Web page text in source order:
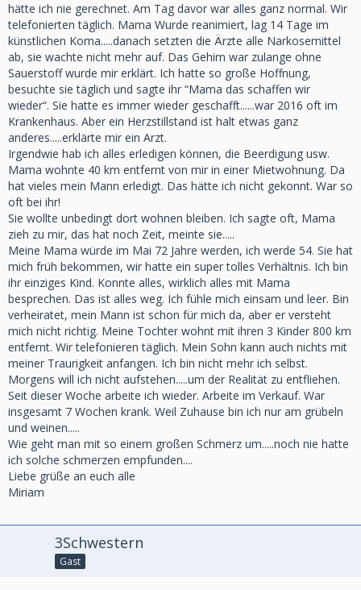
hätte ich nie gerechnet. Am Tag davor war alles ganz normal. Wir
telefonierten täglich. Mama Wurde reanimiert, lag 14 Tage im
künstlichen Koma.....danach setzten die Ärzte alle Narkosemittel
ab, sie wachte nicht mehr auf. Das Gehirn war zulange ohne
Sauerstoff wurde mir erklärt. Ich hatte so große Hoffnung,
besuchte sie täglich und sagte ihr “Mama das schaffen wir
wieder“. Sie hatte es immer wieder geschafft......war 2016 oft im
Krankenhaus. Aber ein Herzstillstand ist halt etwas ganz
anderes.....erklärte mir ein Arzt.
Irgendwie hab ich alles erledigen können, die Beerdigung usw.
Mama wohnte 40 km entfernt von mir in einer Mietwohnung. Da
hat vieles mein Mann erledigt. Das hätte ich nicht gekonnt. War so
oft bei ihr!
Sie wollte unbedingt dort wohnen bleiben. Ich sagte oft, Mama
zieh zu mir, das hat noch Zeit, meinte sie.....
Meine Mama würde im Mai 72 Jahre werden, ich werde 54. Sie hat
mich früh bekommen, wir hatte ein super tolles Verhältnis. Ich bin
ihr einziges Kind. Konnte alles, wirklich alles mit Mama
besprechen. Das ist alles weg. Ich fühle mich einsam und leer. Bin
verheiratet, mein Mann ist schon für mich da, aber er versteht
mich nicht richtig. Meine Tochter wohnt mit ihren 3 Kinder 800 km
entfernt. Wir telefonieren täglich. Mein Sohn kann auch nichts mit
meiner Traurigkeit anfangen. Ich bin nicht mehr ich selbst.
Morgens will ich nicht aufstehen.....um der Realität zu entfliehen.
Seit dieser Woche arbeite ich wieder. Arbeite im Verkauf. War
insgesamt 7 Wochen krank. Weil Zuhause bin ich nur am grübeln
und weinen.....
Wie geht man mit so einem großen Schmerz um.....noch nie hatte
ich solche schmerzen empfunden....
Liebe grüße an euch alle
Miriam
3Schwestern
Gast